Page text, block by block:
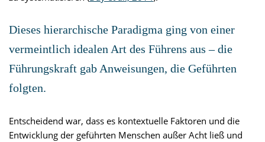
Dieses hierarchische Paradigma ging von einer
vermeintlich idealen Art des Führens aus – die
Führungskraft gab Anweisungen, die Geführten
folgten.
Entscheidend war, dass es kontextuelle Faktoren und die
Entwicklung der geführten Menschen außer Acht ließ und